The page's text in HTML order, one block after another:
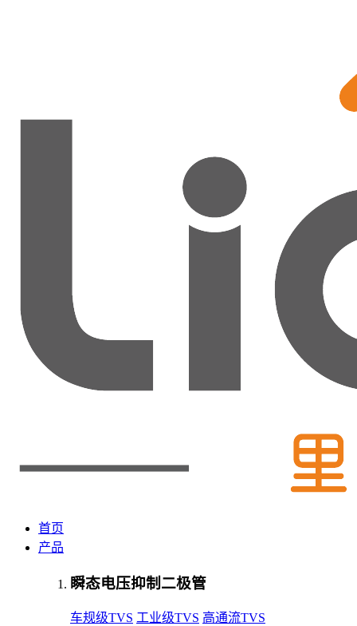
首页
产品
瞬态电压抑制二极管
车规级TVS 工业级TVS 高通流TVS